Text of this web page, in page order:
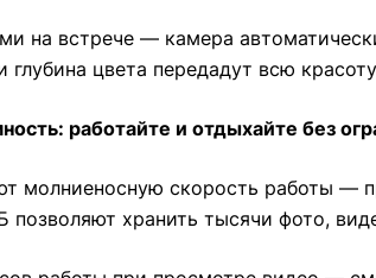
на встрече — камера
глубина цвета передадут всю
работайте и отдыхайте без
молниеносную скорость работы —
позволяют хранить тысячи фото,